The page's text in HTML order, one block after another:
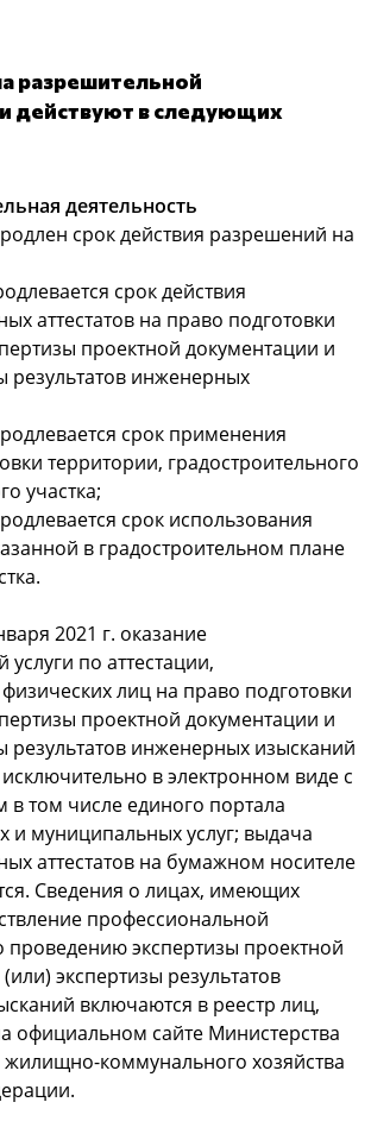
разрешительной
действуют в следующих
деятельность
срок действия разрешений на
срок действия
аттестатов на право подготовки
проектной документации и
результатов инженерных
срок применения
территории, градостроительного
участка;
срок использования
в градостроительном плане
2021 г. оказание
услуги по аттестации,
лиц на право подготовки
проектной документации и
результатов инженерных изысканий
в электронном виде с
в том числе единого портала
и муниципальных услуг; выдача
аттестатов на бумажном носителе
Сведения о лицах, имеющих
профессиональной
проведению экспертизы проектной
экспертизы результатов
включаются в реестр лиц,
официальном сайте Министерства
жилищно-коммунального хозяйства